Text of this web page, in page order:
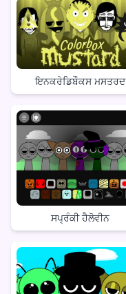
ਇਨਕਰੇਡਿਬੌਕਸ ਮਸਤਰਦ
ਸਪ੍ਰੰਕੀ ਹੈਲੋਵੀਨ